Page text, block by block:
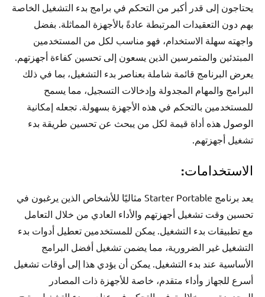
يحتاجون إلى قدر أكبر من التحكم في برامج بدء التشغيل الخاصة
بهم دون التعقيدات المرتبطة عادةً بالأجهزة المماثلة. بفضل
واجهته سهلة الاستخدام، فهو مناسب لكل من المستخدمين
المبتدئين والمتمرسين الذين يسعون إلى تحسين كفاءة أجهزتهم.
يعرض البرنامج قائمة شاملة بعناصر بدء التشغيل، بما في ذلك
البرامج والمهام المجدولة وإدخالات التسجيل، مما يسمح
للمستخدمين بالتحكم في هذه الأجهزة بسهولة. تجعله إمكانية
الوصول هذه أداة قيمة لكل من يبحث عن تحسين طريقة بدء
تشغيل أجهزتهم.
الاستخدامات:
يعد برنامج Starter Portable مثاليًا للأشخاص الذين يرغبون في
تحسين وقت تشغيل أجهزتهم والأداء العادي من خلال التعامل
مع تطبيقات بدء التشغيل. يمكن للمستخدمين تعطيل أدوات بدء
التشغيل غير الضرورية، مما يضمن تشغيل أفضل البرامج
الأساسية عند بدء التشغيل. يمكن أن يؤدي هذا إلى أوقات تشغيل
أسرع للجهاز وأداء متقدم، خاصة للأجهزة ذات المصادر